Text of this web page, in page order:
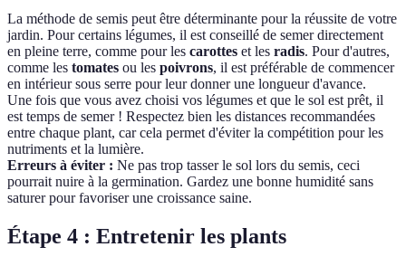
La méthode de semis peut être déterminante pour la réussite de votre
jardin. Pour certains légumes, il est conseillé de semer directement
en pleine terre, comme pour les carottes et les radis. Pour d'autres,
comme les tomates ou les poivrons, il est préférable de commencer
en intérieur sous serre pour leur donner une longueur d'avance.
Une fois que vous avez choisi vos légumes et que le sol est prêt, il
est temps de semer ! Respectez bien les distances recommandées
entre chaque plant, car cela permet d'éviter la compétition pour les
nutriments et la lumière.
Erreurs à éviter : Ne pas trop tasser le sol lors du semis, ceci
pourrait nuire à la germination. Gardez une bonne humidité sans
saturer pour favoriser une croissance saine.
Étape 4 : Entretenir les plants